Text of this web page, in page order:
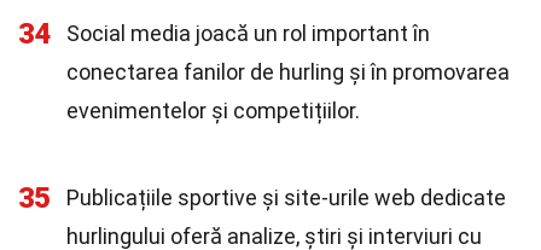
34
Social media joacă un rol important în
conectarea fanilor de hurling și în promovarea
evenimentelor și competițiilor.
35
Publicațiile sportive și site-urile web dedicate
hurlingului oferă analize, știri și interviuri cu